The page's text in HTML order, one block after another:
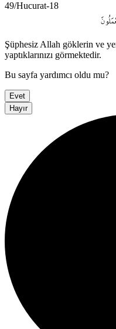
49/Hucurat-18
Şüphesiz Allah göklerin ve
yaptıklarınızı görmektedir.
Bu sayfa yardımcı oldu mu?
Evet
Hayır